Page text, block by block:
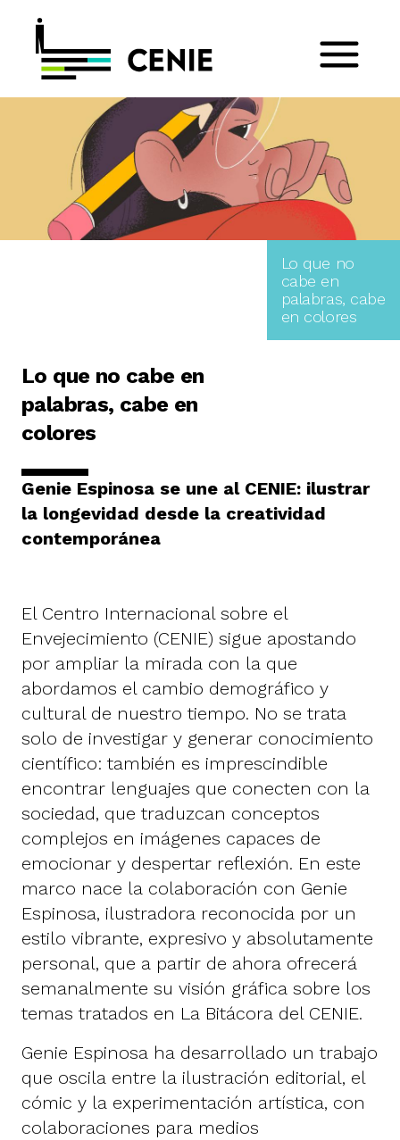
Lo que no
cabe en
palabras, cabe
en colores
Lo que no cabe en
palabras, cabe en
colores
Genie Espinosa se une al CENIE: ilustrar
la longevidad desde la creatividad
contemporánea
El Centro Internacional sobre el
Envejecimiento (CENIE) sigue apostando
por ampliar la mirada con la que
abordamos el cambio demográfico y
cultural de nuestro tiempo. No se trata
solo de investigar y generar conocimiento
científico: también es imprescindible
encontrar lenguajes que conecten con la
sociedad, que traduzcan conceptos
complejos en imágenes capaces de
emocionar y despertar reflexión. En este
marco nace la colaboración con Genie
Espinosa, ilustradora reconocida por un
estilo vibrante, expresivo y absolutamente
personal, que a partir de ahora ofrecerá
semanalmente su visión gráfica sobre los
temas tratados en La Bitácora del CENIE.
Genie Espinosa ha desarrollado un trabajo
que oscila entre la ilustración editorial, el
cómic y la experimentación artística, con
colaboraciones para medios